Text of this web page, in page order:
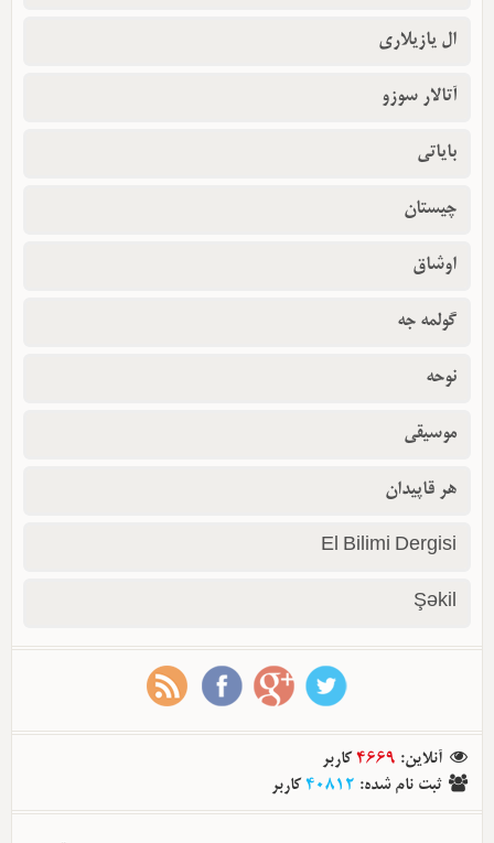
ال یازیلاری
آتالار سوزو
بایاتی
چیستان
اوشاق
گولمه جه
نوحه
موسیقی
هر قاپیدان
El Bilimi Dergisi
Şəkil
آنلاین:
4669 کاربر
ثبت نام شده:
40812 کاربر